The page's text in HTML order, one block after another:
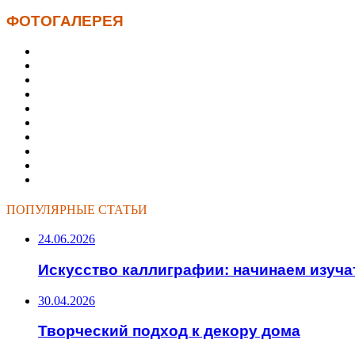
ФОТОГАЛЕРЕЯ
ПОПУЛЯРНЫЕ СТАТЬИ
24.06.2026
Искусство каллиграфии: начинаем
30.04.2026
Творческий подход к декору дома